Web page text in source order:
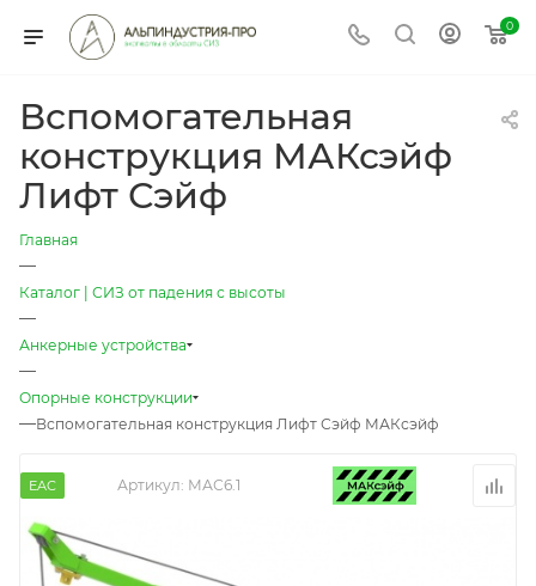
0
Вспомогательная
конструкция МАКсэйф
Лифт Сэйф
Главная
—
Каталог | СИЗ от падения с высоты
—
Анкерные устройства
—
Опорные конструкции
—Вспомогательная конструкция Лифт Сэйф МАКсэйф
EAC Артикул: МАС6.1